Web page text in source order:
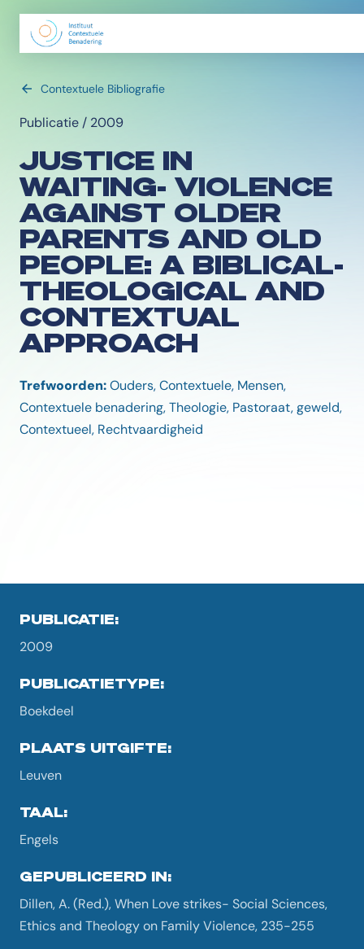
Contextuele Bibliografie
Publicatie / 2009
JUSTICE IN
WAITING- VIOLENCE
AGAINST OLDER
PARENTS AND OLD
PEOPLE: A BIBLICAL-
THEOLOGICAL AND
CONTEXTUAL
APPROACH
Trefwoorden:Ouders, Contextuele, Mensen,
Contextuele benadering, Theologie, Pastoraat, geweld,
Contextueel, Rechtvaardigheid
PUBLICATIE:
2009
PUBLICATIETYPE:
Boekdeel
PLAATS UITGIFTE:
Leuven
TAAL:
Engels
GEPUBLICEERD IN:
Dillen, A. (Red.), When Love strikes- Social Sciences,
Ethics and Theology on Family Violence, 235-255